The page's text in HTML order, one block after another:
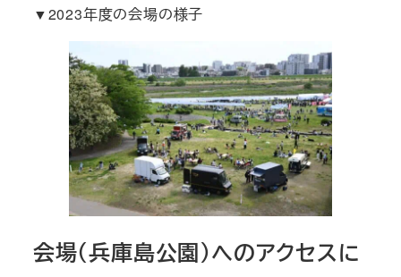
▼2023年度の会場の様子
会場（兵庫島公園）へのアクセスに